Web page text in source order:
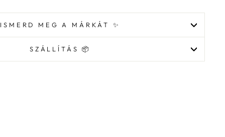
ISMERD MEG A MÁRKÁT ✨
SZÁLLÍTÁS 📦